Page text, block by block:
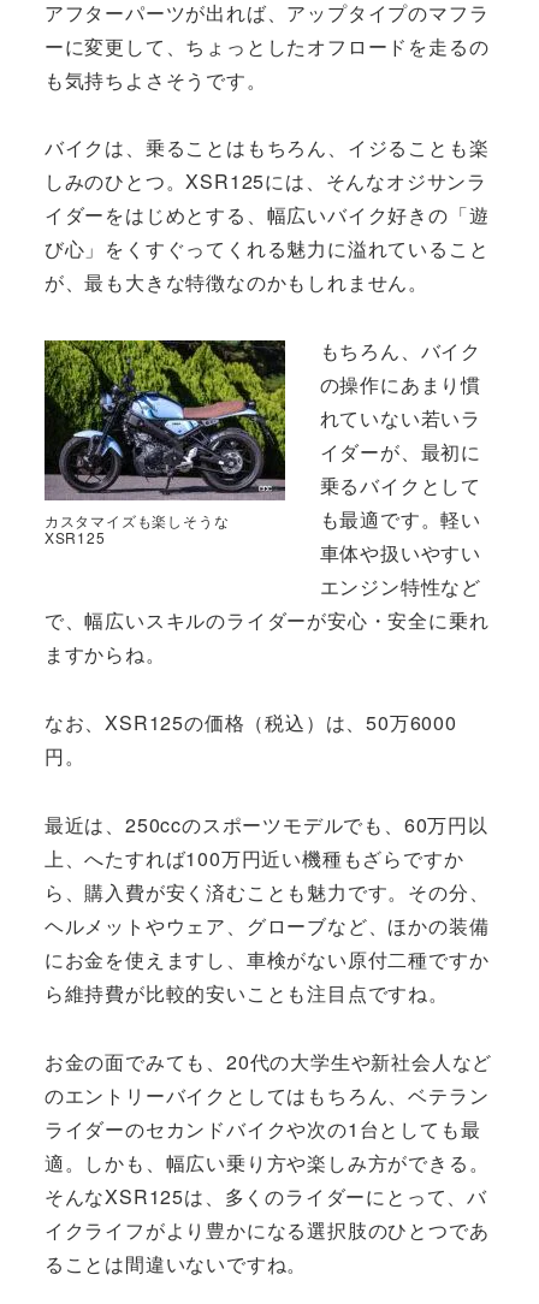
アフターパーツが出れば、アップタイプのマフラ
ーに変更して、ちょっとしたオフロードを走るの
も気持ちよさそうです。
バイクは、乗ることはもちろん、イジることも楽
しみのひとつ。XSR125には、そんなオジサンラ
イダーをはじめとする、幅広いバイク好きの「遊
び心」をくすぐってくれる魅力に溢れていること
が、最も大きな特徴なのかもしれません。
カスタマイズも楽しそうな
XSR125
もちろん、バイク
の操作にあまり慣
れていない若いラ
イダーが、最初に
乗るバイクとして
も最適です。軽い
車体や扱いやすい
エンジン特性など
で、幅広いスキルのライダーが安心・安全に乗れ
ますからね。
なお、XSR125の価格（税込）は、50万6000
円。
最近は、250ccのスポーツモデルでも、60万円以
上、へたすれば100万円近い機種もざらですか
ら、購入費が安く済むことも魅力です。その分、
ヘルメットやウェア、グローブなど、ほかの装備
にお金を使えますし、車検がない原付二種ですか
ら維持費が比較的安いことも注目点ですね。
お金の面でみても、20代の大学生や新社会人など
のエントリーバイクとしてはもちろん、ベテラン
ライダーのセカンドバイクや次の1台としても最
適。しかも、幅広い乗り方や楽しみ方ができる。
そんなXSR125は、多くのライダーにとって、バ
イクライフがより豊かになる選択肢のひとつであ
ることは間違いないですね。